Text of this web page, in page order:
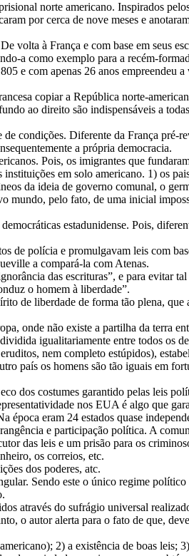
norte americano. Inspirados
por cerca de nove meses e
volta à França e com base em seus
a como exemplo para a recém-
e com apenas 26 anos empreendeu
copiar a República norte-
ao direito são indispensáveis a
condições. Diferente da França pré-
a própria democracia.
Pois, os imigrantes que
em solo americano. 1) os
da ideia de governo comunal, o
mundo, pelo fato, de uma inicial
estadunidense. Pois,
de polícia e promulgavam leis com
a compará-la com Atenas.
das escrituras”, e para evitar
o homem à liberdade”.
de liberdade de forma tão plena, que
onde não existe a partilha da terra
igualitariamente entre todos os
nem completo estúpidos),
país os homens são tão iguais em
dos costumes garantido pelas leis
nos EUA é algo que
eram 24 estados quase
e participação política. A
das leis e um prisão para os
os correios, etc.
dos poderes, atc.
Sendo este o único regime
através do sufrágio universal
o autor alerta para o fato de que,
2) a existência de boas leis;